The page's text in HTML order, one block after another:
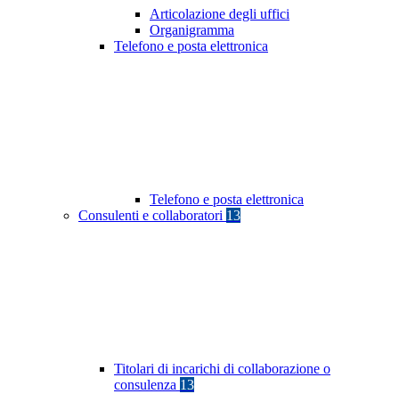
Articolazione degli uffici
Organigramma
Telefono e posta elettronica
Telefono e posta elettronica
Consulenti e collaboratori 13
Titolari di incarichi di collaborazione o
consulenza 13